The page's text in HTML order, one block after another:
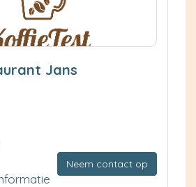
Jans
Neem contact op